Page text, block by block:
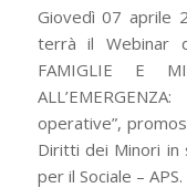
Giovedì 07 aprile
terrà il Webinar
FAMIGLIE E
operative”,
Diritti dei Minori in
per il Sociale – APS.